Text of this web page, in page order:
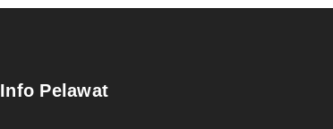
Info Pelawat